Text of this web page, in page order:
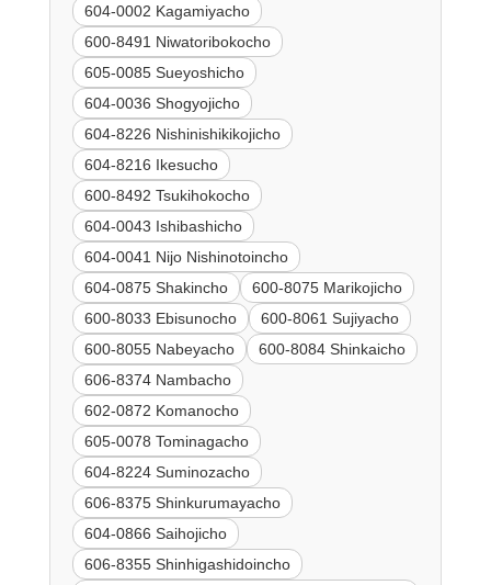
604-0002 Kagamiyacho
600-8491 Niwatoribokocho
605-0085 Sueyoshicho
604-0036 Shogyojicho
604-8226 Nishinishikikojicho
604-8216 Ikesucho
600-8492 Tsukihokocho
604-0043 Ishibashicho
604-0041 Nijo Nishinotoincho
604-0875 Shakincho
600-8075 Marikojicho
600-8033 Ebisunocho
600-8061 Sujiyacho
600-8055 Nabeyacho
600-8084 Shinkaicho
606-8374 Nambacho
602-0872 Komanocho
605-0078 Tominagacho
604-8224 Suminozacho
606-8375 Shinkurumayacho
604-0866 Saihojicho
606-8355 Shinhigashidoincho